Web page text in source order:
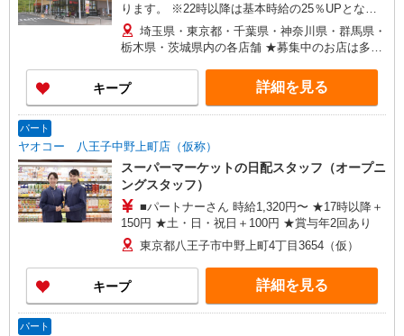
ります。 ※22時以降は基本時給の25％UPとなり
ます。 ＜パートのみ＞ ★朝9時までは基本時給＋
100円、17時以降は基本時給＋150円となります。
★日・祝日は全時間帯で時給＋100円となります。
★店舗により鮮魚手当・レジ手当があります。
埼玉県・東京都・千葉県・神奈川県・群馬県・
栃木県・茨城県内の各店舗 ★募集中のお店は多数
もございます。 ＜埼玉県＞ さいたま市、川口市、
戸田市、新座市、 八潮市、越谷市、所沢市、富士
見市、三芳町、ふじみ野市、狭山市、川越市、入
市、上尾市、北本市、坂戸市、鶴ヶ島市、毛呂山
町、東松山市、鴻巣市、行田市、 羽生市、加須
市、熊谷市、深谷市、本庄市、上里町、秩父市、
三郷市、寄居町、和光市、白岡市 ＜東京都＞ 江戸
川区、足立区、町田市、八王子市、青梅市、東大
和市、葛飾区、練馬区 ＜神奈川県＞ 横浜市鶴見
区、横浜市都筑区、座間市、伊勢原市、相模原市
市、流山市、野田市、柏市、八千代市、習志野
市、千葉市中央区、鎌ケ谷市、印西市、佐倉市、
白井市、船橋市、我孫子市、浦安市、富里市 ＜群
キープ 詳細を見る
パート
ヤオコー 八王子中野上町店（仮称）
スーパーマーケットの日配スタッフ（オープニ
ングスタッフ）
■パートナーさん 時給1,320円〜 ★17時以降＋
150円 ★土・日・祝日＋100円 ★賞与年2回あり
東京都八王子市中野上町4丁目3654（仮）
キープ 詳細を見る
パート